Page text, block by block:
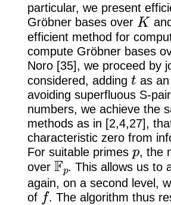
particular, we present
Gröbner bases over
K
efficient method for
compute Gröbner bases
Noro [35], we proceed by
considered, adding
t
as
avoiding superfluous S-
numbers, we achieve the
methods as in [2,4,27],
characteristic zero from
For suitable primes
p
, the
over
Fp
. This allows us to
again, on a second level,
of
f
. The algorithm thus